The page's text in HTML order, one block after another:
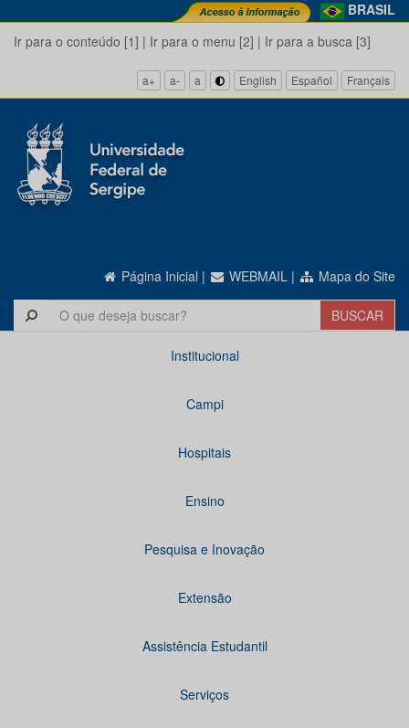
BRASIL
Ir para o conteúdo [1] | Ir para o menu [2] | Ir para a busca [3]
a+ a- a English Español Français
Página Inicial | WEBMAIL | Mapa do Site
Institucional
Campi
Hospitais
Ensino
Pesquisa e Inovação
Extensão
Assistência Estudantil
Serviços